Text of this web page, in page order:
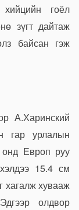
гоёл
зүгт дайтаж
байсан гэж
А.Харинский
гар урлалын
онд Европ руу
15.4 см
хагалж хувааж
олдвор